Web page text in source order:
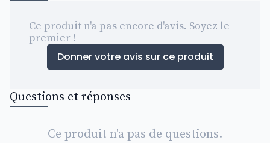
Ce produit n'a pas encore d'avis. Soyez le
premier !
Donner votre avis sur ce produit
Questions et réponses
Ce produit n'a pas de questions.